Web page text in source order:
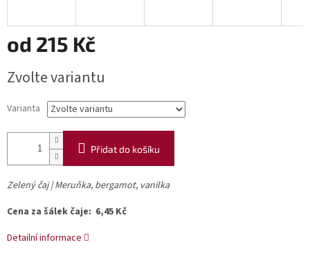
od 215 Kč
cena:
Zvolte variantu
Varianta
Přidat do košíku
Zelený čaj | Meruňka, bergamot, vanilka
Cena za šálek čaje: 6,45 Kč
Detailní informace